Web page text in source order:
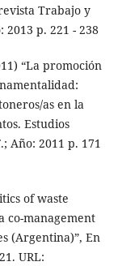
Trabajo y
2013 p. 221 - 238
“La promoción
as en la
Estudios
Año: 2011 p. 171
of waste
co-management
(Argentina)”, En
URL: